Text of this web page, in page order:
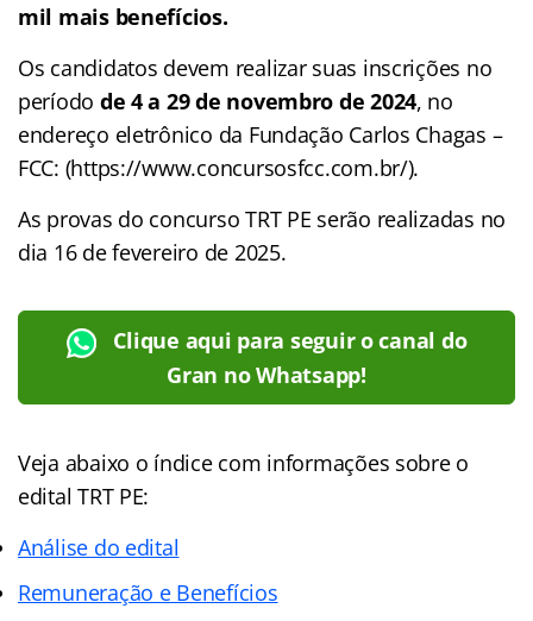
mil mais benefícios.
Os candidatos devem realizar suas inscrições no
período de 4 a 29 de novembro de 2024, no
endereço eletrônico da Fundação Carlos Chagas –
FCC: (https://www.concursosfcc.com.br/).
As provas do concurso TRT PE serão realizadas no
dia 16 de fevereiro de 2025.
Clique aqui para seguir o canal do
Gran no Whatsapp!
Veja abaixo o índicecom informações sobre o
edital TRT PE:
Análise do edital
Remuneração e Benefícios